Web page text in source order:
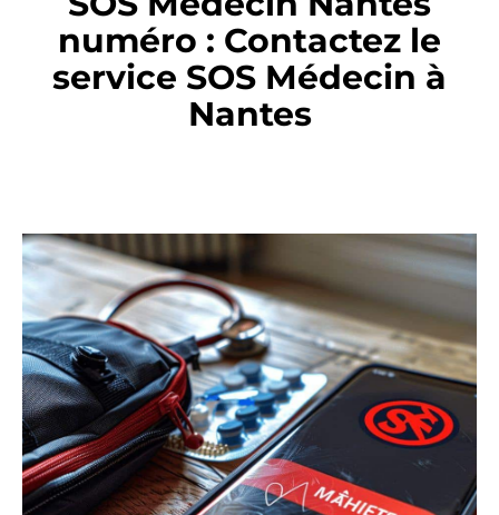
numéro : Contactez le
service SOS Médecin à
Nantes